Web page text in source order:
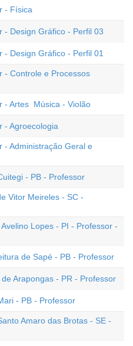
- Física
- Design Gráfico - Perfil 03
- Design Gráfico - Perfil 01
- Controle e Processos
Artes  Música - Violão
- Agroecologia
- Administração Geral e
- PB - Professor
Vitor Meireles - SC -
Lopes - PI - Professor -
de Sapé - PB - Professor
Arapongas - PR - Professor
- PB - Professor
Amaro das Brotas - SE -